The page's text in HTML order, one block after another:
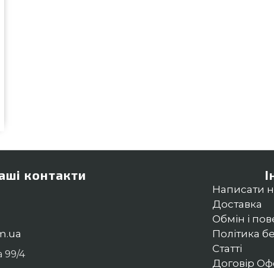
контакти
99/4
Написати
Доставка
Обмін і
Політика
Статті
Договір